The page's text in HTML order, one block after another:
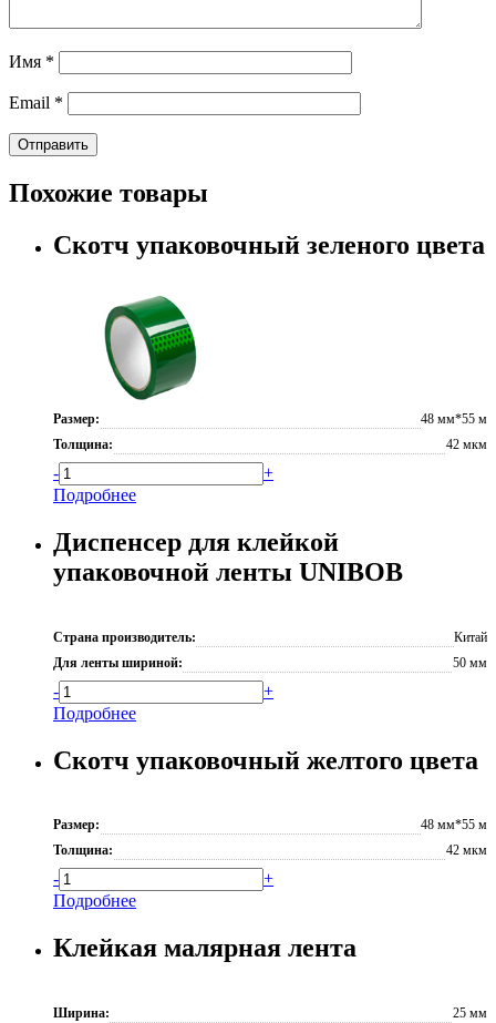
Имя *
Email *
Похожие товары
Скотч упаковочный зеленого цвета
Размер:
48 мм*55 м
Толщина:
42 мкм
-
+
Подробнее
Диспенсер для клейкой
упаковочной ленты UNIBOB
Страна производитель:
Китай
Для ленты шириной:
50 мм
-
+
Подробнее
Скотч упаковочный желтого цвета
Размер:
48 мм*55 м
Толщина:
42 мкм
-
+
Подробнее
Клейкая малярная лента
Ширина:
25 мм